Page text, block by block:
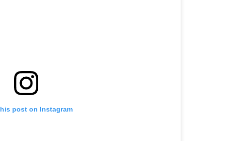
post on Instagram